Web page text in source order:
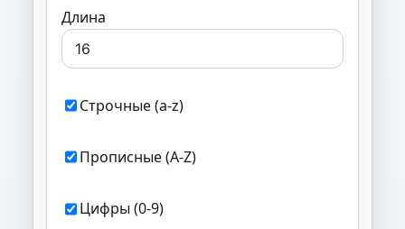
Длина
Строчные (a-z)
Прописные (A-Z)
Цифры (0-9)